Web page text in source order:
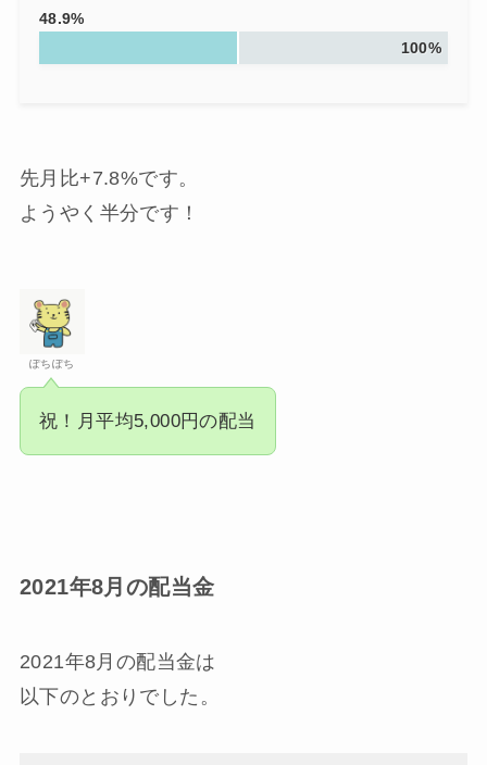
48.9%
100%
先月比+7.8%です。
ようやく半分です！
ぽちぽち
祝！月平均5,000円の配当
2021年8月の配当金
2021年8月の配当金は
以下のとおりでした。